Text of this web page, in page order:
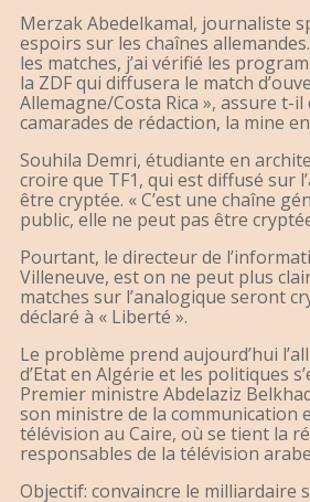
Merzak Abedelkamal, journaliste
espoirs sur les chaînes
les matches, j’ai vérifié les
la ZDF qui diffusera le match
Allemagne/Costa Rica », assure t-il
camarades de rédaction, la mine
Souhila Demri, étudiante en
croire que TF1, qui est diffusé sur
être cryptée. « C’est une chaîne
public, elle ne peut pas être
Pourtant, le directeur de
Villeneuve, est on ne peut plus
matches sur l’analogique seront
déclaré à « Liberté ».
Le problème prend aujourd’hui
d’Etat en Algérie et les politiques
Premier ministre Abdelaziz
son ministre de la communication
télévision au Caire, où se tient la
responsables de la télévision
Objectif: convaincre le milliardaire